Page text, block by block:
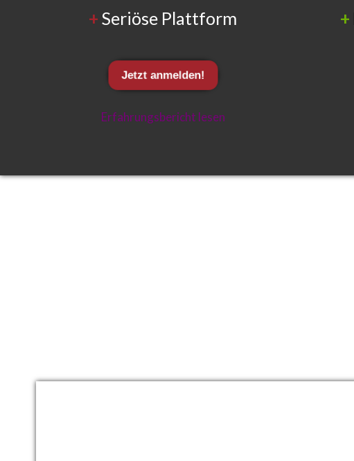
+ Seriöse Plattform
Jetzt anmelden!
Erfahrungsbericht lesen
+